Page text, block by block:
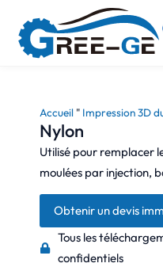
Accueil " Impression 3D
Nylon
Utilisé pour remplacer
moulées par injection,
Obtenir un devis
Tous les
confidentiels